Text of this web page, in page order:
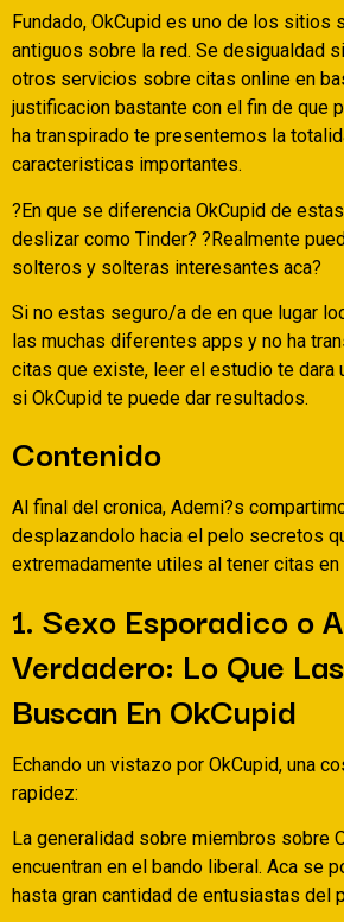
Fundado, OkCupid es uno de los sitios
antiguos sobre la red. Se desigualdad
otros servicios sobre citas online en
justificacion bastante con el fin de que
ha transpirado te presentemos la
caracteristicas importantes.
?En que se diferencia OkCupid de
deslizar como Tinder? ?Realmente
solteros y solteras interesantes aca?
Si no estas seguro/a de en que lugar
las muchas diferentes apps y no ha
citas que existe, leer el estudio te dara
si OkCupid te puede dar resultados.
Contenido
Al final del cronica, Ademi?s
desplazandolo hacia el pelo secretos
extremadamente utiles al tener citas en
1. Sexo Esporadico o
Verdadero: Lo Que
Buscan En OkCupid
Echando un vistazo por OkCupid, una
rapidez:
La generalidad sobre miembros sobre
encuentran en el bando liberal. Aca se
hasta gran cantidad de entusiastas del